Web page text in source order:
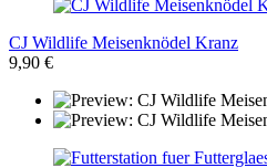
CJ Wildlife Meisenknödel Kranz
9,90 €